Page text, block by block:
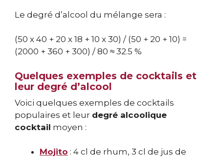
Le degré d’alcool du mélange sera :
(50 x 40 + 20 x 18 + 10 x 30) / (50 + 20 + 10) =
(2000 + 360 + 300) / 80 ≈ 32.5 %
Quelques exemples de cocktails et
leur degré d’alcool
Voici quelques exemples de cocktails
populaires et leur degré alcoolique
cocktail moyen :
Mojito : 4 cl de rhum, 3 cl de jus de